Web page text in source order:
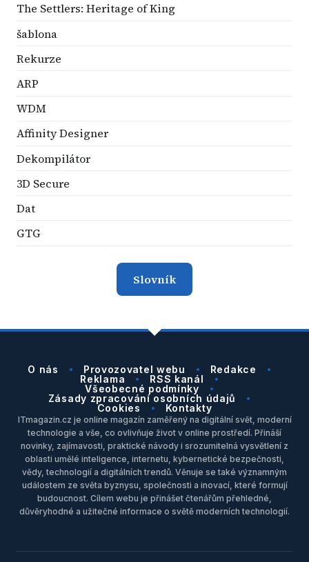
The Settlers: Heritage of King
šablona
Rekurze
ARP
WDM
Affinity Designer
Dekompilátor
3D Secure
Dat
GTG
Slovník
O nás Provozovatel webu
Redakce
Reklama
RSS kanál
Všeobecné podmínky
Zásady zpracování osobních údajů
Cookies
Kontakty
ITmagazin.cz je online magazín zaměřený na digitální svět, moderní
technologie a vše, co ovlivňuje život v online prostředí. Přináší
novinky, zajímavosti, praktické návody i srozumitelná vysvětlení z
oblasti umělé inteligence, internetu, kybernetické bezpečnosti,
vědy, technologií a digitálních trendů. Věnuje se také významným
událostem ze světa byznysu, společnosti a inovací, které formují
budoucnost. Cílem webu je přinášet čtenářům přehledné,
důvěryhodné a užitečné informace o světě moderních technologií.